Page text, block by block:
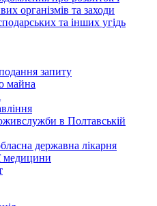
організмів та заходи
та інших угідь
запиту
майна
в Полтавській
державна лікарня
медицини